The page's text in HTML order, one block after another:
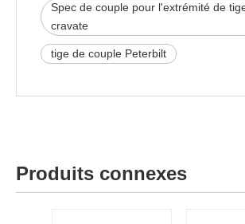
Spec de couple pour l'extrémité de
cravate
tige de couple Peterbilt
Produits connexes